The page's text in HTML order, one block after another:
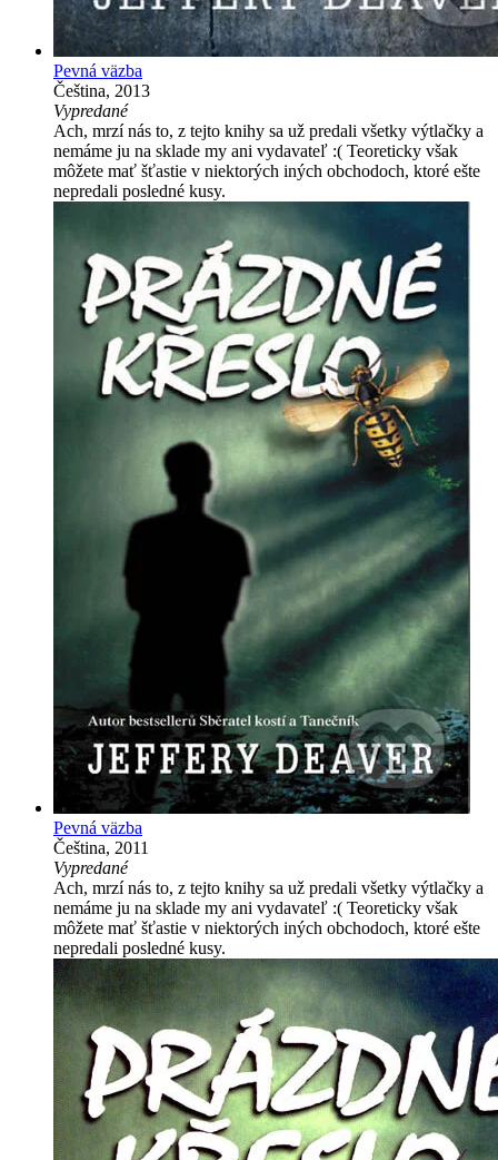
Pevná väzba
Čeština, 2013
Vypredané
Ach, mrzí nás to, z tejto knihy sa už predali všetky výtlačky a
nemáme ju na sklade my ani vydavateľ :( Teoreticky však
môžete mať šťastie v niektorých iných obchodoch, ktoré ešte
nepredali posledné kusy.
Pevná väzba
Čeština, 2011
Vypredané
Ach, mrzí nás to, z tejto knihy sa už predali všetky výtlačky a
nemáme ju na sklade my ani vydavateľ :( Teoreticky však
môžete mať šťastie v niektorých iných obchodoch, ktoré ešte
nepredali posledné kusy.